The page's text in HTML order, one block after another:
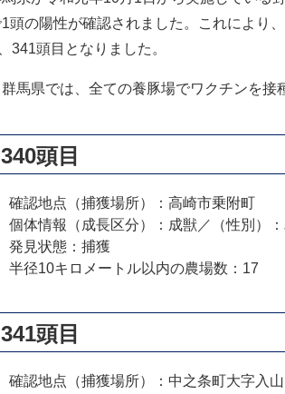
頭の陽性が確認されました。これにより
341頭目となりました。
馬県では、全ての養豚場でワクチンを接
340頭目
確認地点（捕獲場所）：高崎市乗附町
個体情報（成長区分）：成獣／（性別）
発見状態：捕獲
半径10キロメートル以内の農場数：17
341頭目
確認地点（捕獲場所）：中之条町大字入山